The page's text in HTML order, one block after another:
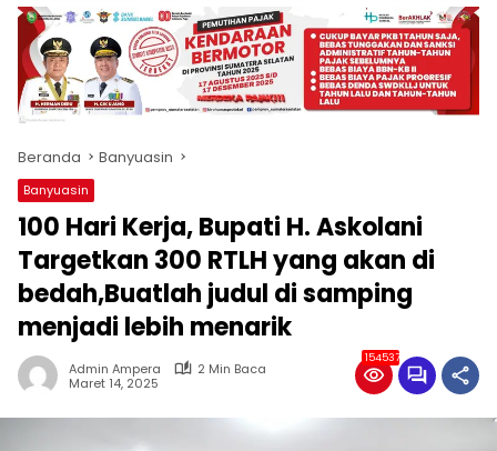
produk
antara
lain
mampu
menjadi
komunikasi
usaha
(beriklan),
fokus
pada
pemberitaan
nasional
maupun
international,
bernuansa
lokal
dan
Beranda Banyuasin
Banyuasin
100 Hari Kerja, Bupati H. Askolani
Targetkan 300 RTLH yang akan di
bedah,Buatlah judul di samping
menjadi lebih menarik
Admin Ampera
2 Min Baca
Maret 14, 2025
154537